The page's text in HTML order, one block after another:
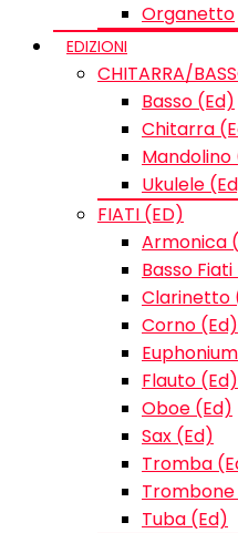
Organetto
EDIZIONI
CHITARRA/
Basso (Ed)
Chitarra
Mandolino
Ukulele
FIATI (ED)
Armonica
Basso
Clarinetto
Corno (Ed)
Flauto (Ed)
Oboe (Ed)
Sax (Ed)
Tromba
Trombone
Tuba (Ed)